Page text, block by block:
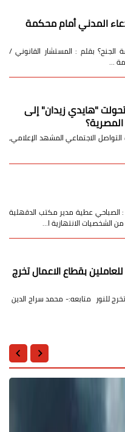
المدني أمام محكمة
الجنح؟ بقلم : المستشار القانوني /
…
"هايدي زيدان" إلى
الاجتماعي المشهد الإعلامي،
عطية مدير مكتب الدقهلية
الانتهازية ا…
بقطاع الاعمال تخرج
تخرج للنور متابعه:- محمد سراج الدين